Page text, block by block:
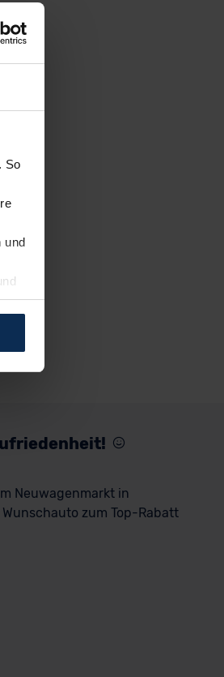
So
und
Neuwagenmarkt in
zum Top-Rabatt